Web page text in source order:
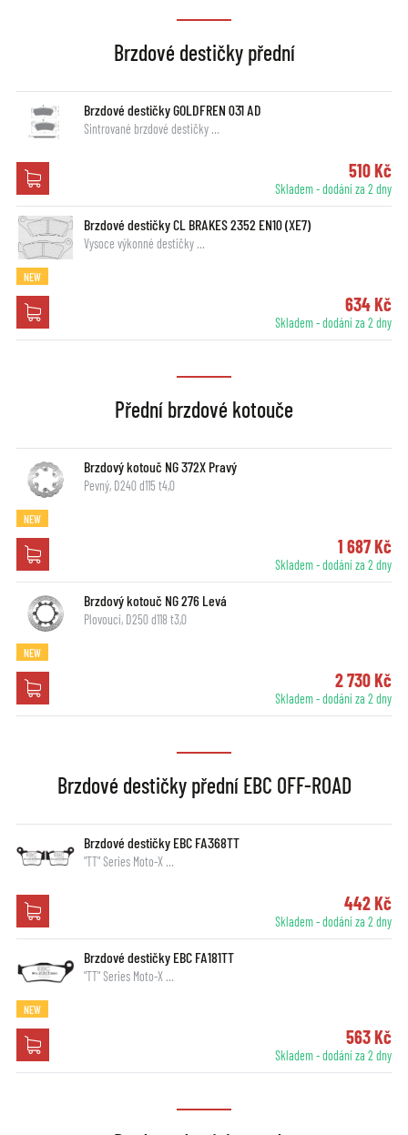
Brzdové destičky přední
Brzdové destičky GOLDFREN 031 AD
Sintrované brzdové destičky …
510 Kč
Skladem - dodání za 2 dny
Brzdové destičky CL BRAKES 2352 EN10 (XE7)
Vysoce výkonné destičky …
NEW
634 Kč
Skladem - dodání za 2 dny
Přední brzdové kotouče
Brzdový kotouč NG 372X Pravý
Pevný, D240 d115 t4,0
NEW
1 687 Kč
Skladem - dodání za 2 dny
Brzdový kotouč NG 276 Levá
Plovoucí, D250 d118 t3,0
NEW
2 730 Kč
Skladem - dodání za 2 dny
Brzdové destičky přední EBC OFF-ROAD
Brzdové destičky EBC FA368TT
"TT" Series Moto-X …
442 Kč
Skladem - dodání za 2 dny
Brzdové destičky EBC FA181TT
"TT" Series Moto-X …
NEW
563 Kč
Skladem - dodání za 2 dny